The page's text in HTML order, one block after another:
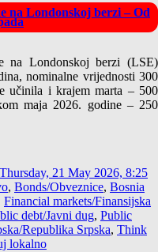
na Londonskoj berzi – Od
na Londonskoj berzi (LSE)
nominalne vrijednosti 300
učinila i krajem marta – 500
maja 2026. godine – 250
Thursday, 21 May 2026, 8:25
, Bonds/Obveznice, Bosnia
Financial markets/Finansijska
debt/Javni dug, Public
Republika Srpska, Think
lokalno